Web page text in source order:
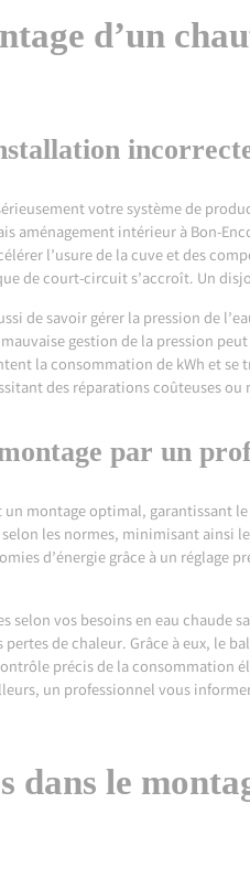
d’un
votre système de
aménagement intérieur à Bon-
l’usure de la cuve et des
de court-circuit s’accroît. Un
de savoir gérer la pression de
gestion de la pression
la consommation de kWh et
des réparations coûteuses
par un
montage optimal, garantissant
les normes, minimisant ainsi
d’énergie grâce à un
selon vos besoins en eau
de chaleur. Grâce à eux, le
précis de la consommation
un professionnel vous
dans le